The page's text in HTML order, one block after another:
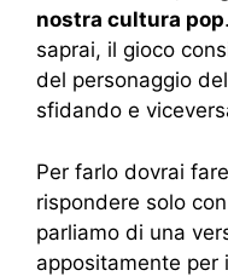
nostra cultura pop
saprai, il gioco
del personaggio
sfidando e
Per farlo dovrai
rispondere solo con
parliamo di una
appositamente per